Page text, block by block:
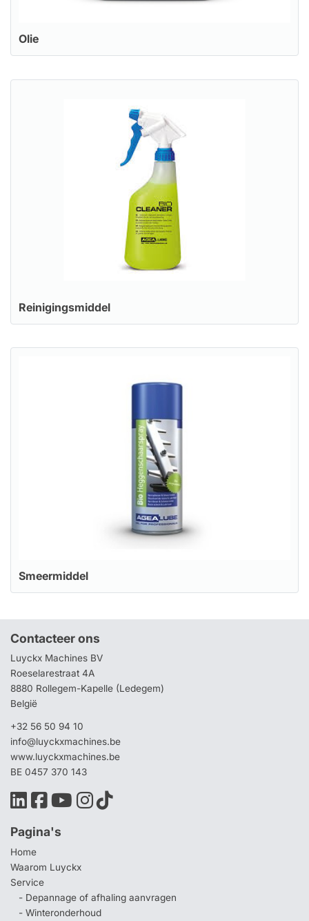
Olie
Reinigingsmiddel
Smeermiddel
Contacteer ons
Luyckx Machines BV
Roeselarestraat 4A
8880 Rollegem-Kapelle (Ledegem)
België
+32 56 50 94 10
info@luyckxmachines.be
www.luyckxmachines.be
BE 0457 370 143
Pagina's
Home
Waarom Luyckx
Service
- Depannage of afhaling aanvragen
- Winteronderhoud